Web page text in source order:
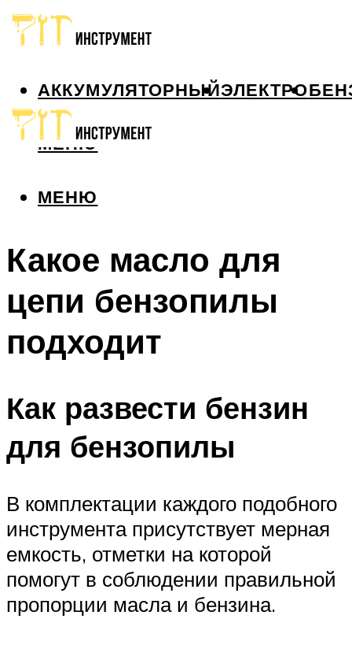
АККУМУЛЯТОРНЫЙЭЛЕКТРО
МЕНЮ
МЕНЮ
Какое масло для
цепи бензопилы
подходит
Как развести бензин
для бензопилы
В комплектации каждого подобного
инструмента присутствует мерная
емкость, отметки на которой
помогут в соблюдении правильной
пропорции масла и бензина.